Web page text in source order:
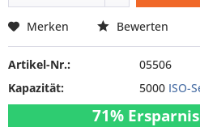
Merken Bewerten
Artikel-Nr.:
05506
Kapazität:
5000 ISO-
71%